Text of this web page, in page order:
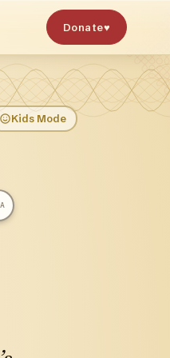
Donate♥
Kids Mode
A